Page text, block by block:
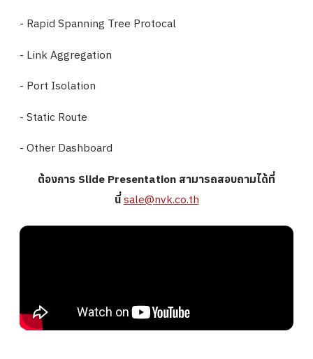
- Rapid Spanning Tree Protocal
- Link Aggregation
- Port Isolation
- Static Route
- Other Dashboard
ต้องการ Slide Presentation สามารถสอบถามได้ที่
นี่ sale@nvk.co.th